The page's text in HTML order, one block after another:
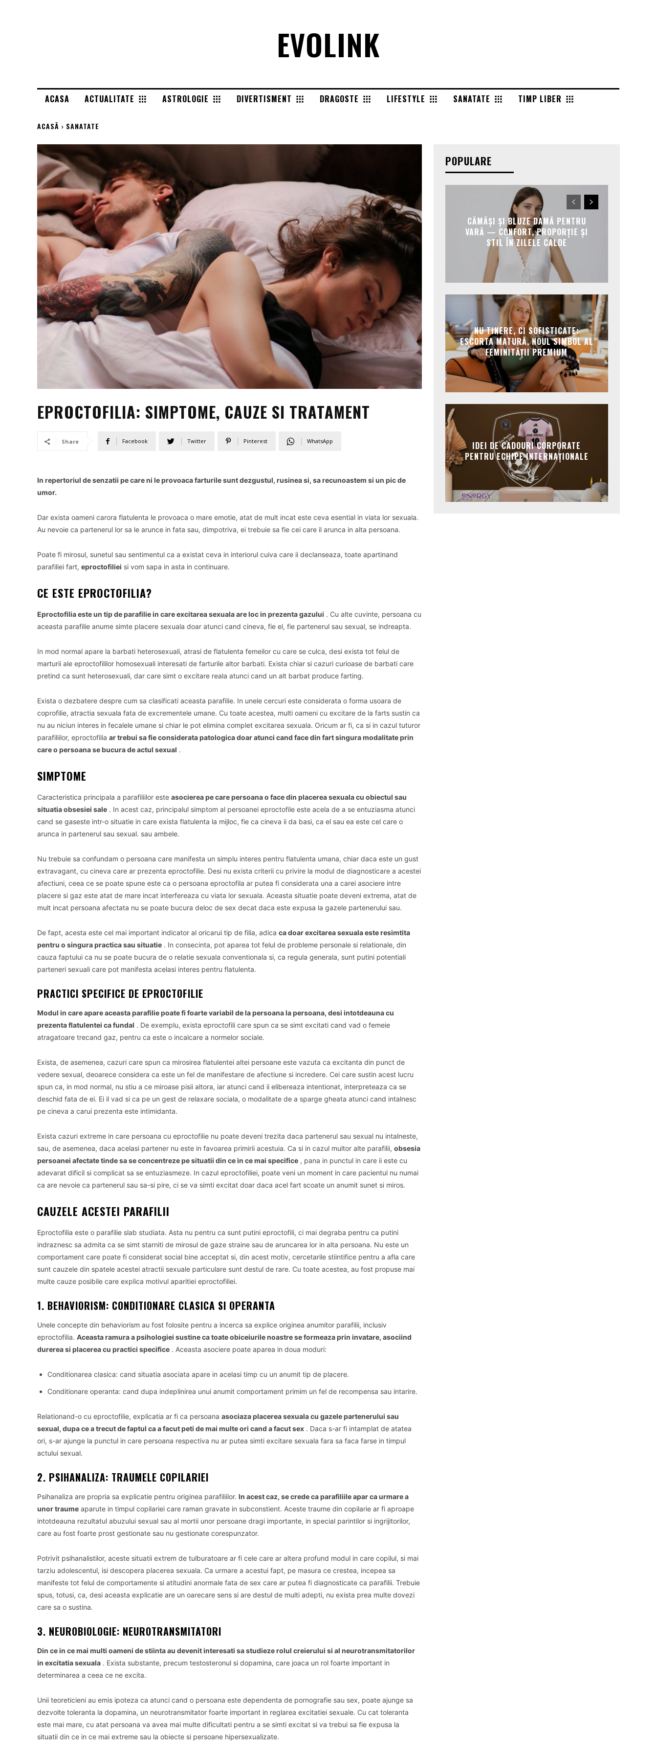
EVOLINK
ACASA ACTUALITATE ASTROLOGIE DIVERTISMENT DRAGOSTE LIFESTYLE SANATATE TIMP LIBER
ACASĂ SANATATE
EPROCTOFILIA: SIMPTOME, CAUZE SI TRATAMENT
Share Facebook Twitter Pinterest WhatsApp
In repertoriul de senzatii pe care ni le provoaca farturile sunt dezgustul, rusinea si, sa recunoastem si un pic de
umor.
Dar exista oameni carora flatulenta le provoaca o mare emotie, atat de mult incat este ceva esential in viata lor sexuala.
Au nevoie ca partenerul lor sa le arunce in fata sau, dimpotriva, ei trebuie sa fie cei care il arunca in alta persoana.
Poate fi mirosul, sunetul sau sentimentul ca a existat ceva in interiorul cuiva care ii declanseaza, toate apartinand
parafiliei fart, eproctofiliei si vom sapa in asta in continuare.
CE ESTE EPROCTOFILIA?
Eproctofilia este un tip de parafilie in care excitarea sexuala are loc in prezenta gazului . Cu alte cuvinte, persoana cu
aceasta parafilie anume simte placere sexuala doar atunci cand cineva, fie el, fie partenerul sau sexual, se indreapta.
In mod normal apare la barbati heterosexuali, atrasi de flatulenta femeilor cu care se culca, desi exista tot felul de
marturii ale eproctofililor homosexuali interesati de farturile altor barbati. Exista chiar si cazuri curioase de barbati care
pretind ca sunt heterosexuali, dar care simt o excitare reala atunci cand un alt barbat produce farting.
Exista o dezbatere despre cum sa clasificati aceasta parafilie. In unele cercuri este considerata o forma usoara de
coprofilie, atractia sexuala fata de excrementele umane. Cu toate acestea, multi oameni cu excitare de la farts sustin ca
nu au niciun interes in fecalele umane si chiar le pot elimina complet excitarea sexuala. Oricum ar fi, ca si in cazul tuturor
parafiliilor, eproctofilia ar trebui sa fie considerata patologica doar atunci cand face din fart singura modalitate prin
care o persoana se bucura de actul sexual .
SIMPTOME
Caracteristica principala a parafiliilor este asocierea pe care persoana o face din placerea sexuala cu obiectul sau
situatia obsesiei sale . In acest caz, principalul simptom al persoanei eproctofile este acela de a se entuziasma atunci
cand se gaseste intr-o situatie in care exista flatulenta la mijloc, fie ca cineva ii da basi, ca el sau ea este cel care o
arunca in partenerul sau sexual. sau ambele.
Nu trebuie sa confundam o persoana care manifesta un simplu interes pentru flatulenta umana, chiar daca este un gust
extravagant, cu cineva care ar prezenta eproctofilie. Desi nu exista criterii cu privire la modul de diagnosticare a acestei
afectiuni, ceea ce se poate spune este ca o persoana eproctofila ar putea fi considerata una a carei asociere intre
placere si gaz este atat de mare incat interfereaza cu viata lor sexuala. Aceasta situatie poate deveni extrema, atat de
mult incat persoana afectata nu se poate bucura deloc de sex decat daca este expusa la gazele partenerului sau.
De fapt, acesta este cel mai important indicator al oricarui tip de filia, adica ca doar excitarea sexuala este resimtita
pentru o singura practica sau situatie . In consecinta, pot aparea tot felul de probleme personale si relationale, din
cauza faptului ca nu se poate bucura de o relatie sexuala conventionala si, ca regula generala, sunt putini potentiali
parteneri sexuali care pot manifesta acelasi interes pentru flatulenta.
PRACTICI SPECIFICE DE EPROCTOFILIE
Modul in care apare aceasta parafilie poate fi foarte variabil de la persoana la persoana, desi intotdeauna cu
prezenta flatulentei ca fundal . De exemplu, exista eproctofili care spun ca se simt excitati cand vad o femeie
atragatoare trecand gaz, pentru ca este o incalcare a normelor sociale.
Exista, de asemenea, cazuri care spun ca mirosirea flatulentei altei persoane este vazuta ca excitanta din punct de
vedere sexual, deoarece considera ca este un fel de manifestare de afectiune si incredere. Cei care sustin acest lucru
spun ca, in mod normal, nu stiu a ce miroase pisii altora, iar atunci cand ii elibereaza intentionat, interpreteaza ca se
deschid fata de ei. Ei il vad si ca pe un gest de relaxare sociala, o modalitate de a sparge gheata atunci cand intalnesc
pe cineva a carui prezenta este intimidanta.
Exista cazuri extreme in care persoana cu eproctofilie nu poate deveni trezita daca partenerul sau sexual nu intalneste,
sau, de asemenea, daca acelasi partener nu este in favoarea primirii acestuia. Ca si in cazul multor alte parafilii, obsesia
persoanei afectate tinde sa se concentreze pe situatii din ce in ce mai specifice , pana in punctul in care ii este cu
adevarat dificil si complicat sa se entuziasmeze. In cazul eproctofiliei, poate veni un moment in care pacientul nu numai
ca are nevoie ca partenerul sau sa-si pire, ci se va simti excitat doar daca acel fart scoate un anumit sunet si miros.
CAUZELE ACESTEI PARAFILII
Eproctofilia este o parafilie slab studiata. Asta nu pentru ca sunt putini eproctofili, ci mai degraba pentru ca putini
indraznesc sa admita ca se simt starniti de mirosul de gaze straine sau de aruncarea lor in alta persoana. Nu este un
comportament care poate fi considerat social bine acceptat si, din acest motiv, cercetarile stiintifice pentru a afla care
sunt cauzele din spatele acestei atractii sexuale particulare sunt destul de rare. Cu toate acestea, au fost propuse mai
multe cauze posibile care explica motivul aparitiei eproctofiliei.
1. BEHAVIORISM: CONDITIONARE CLASICA SI OPERANTA
Unele concepte din behaviorism au fost folosite pentru a incerca sa explice originea anumitor parafilii, inclusiv
eproctofilia. Aceasta ramura a psihologiei sustine ca toate obiceiurile noastre se formeaza prin invatare, asociind
durerea si placerea cu practici specifice . Aceasta asociere poate aparea in doua moduri:
Conditionarea clasica: cand situatia asociata apare in acelasi timp cu un anumit tip de placere.
Conditionare operanta: cand dupa indeplinirea unui anumit comportament primim un fel de recompensa sau intarire.
Relationand-o cu eproctofilie, explicatia ar fi ca persoana asociaza placerea sexuala cu gazele partenerului sau
sexual, dupa ce a trecut de faptul ca a facut peti de mai multe ori cand a facut sex . Daca s-ar fi intamplat de atatea
ori, s-ar ajunge la punctul in care persoana respectiva nu ar putea simti excitare sexuala fara sa faca farse in timpul
actului sexual.
2. PSIHANALIZA: TRAUMELE COPILARIEI
Psihanaliza are propria sa explicatie pentru originea parafiliilor. In acest caz, se crede ca parafiliile apar ca urmare a
unor traume aparute in timpul copilariei care raman gravate in subconstient. Aceste traume din copilarie ar fi aproape
intotdeauna rezultatul abuzului sexual sau al mortii unor persoane dragi importante, in special parintilor si ingrijitorilor,
care au fost foarte prost gestionate sau nu gestionate corespunzator.
Potrivit psihanalistilor, aceste situatii extrem de tulburatoare ar fi cele care ar altera profund modul in care copilul, si mai
tarziu adolescentul, isi descopera placerea sexuala. Ca urmare a acestui fapt, pe masura ce crestea, incepea sa
manifeste tot felul de comportamente si atitudini anormale fata de sex care ar putea fi diagnosticate ca parafilii. Trebuie
spus, totusi, ca, desi aceasta explicatie are un oarecare sens si are destul de multi adepti, nu exista prea multe dovezi
care sa o sustina.
3. NEUROBIOLOGIE: NEUROTRANSMITATORI
Din ce in ce mai multi oameni de stiinta au devenit interesati sa studieze rolul creierului si al neurotransmitatorilor
in excitatia sexuala . Exista substante, precum testosteronul si dopamina, care joaca un rol foarte important in
determinarea a ceea ce ne excita.
Unii teoreticieni au emis ipoteza ca atunci cand o persoana este dependenta de pornografie sau sex, poate ajunge sa
dezvolte toleranta la dopamina, un neurotransmitator foarte important in reglarea excitatiei sexuale. Cu cat toleranta
este mai mare, cu atat persoana va avea mai multe dificultati pentru a se simti excitat si va trebui sa fie expusa la
situatii din ce in ce mai extreme sau la obiecte si persoane hipersexualizate.
POPULARE
CĂMĂȘI ȘI BLUZE DAMĂ PENTRU
VARĂ — CONFORT, PROPORȚIE ȘI
STIL ÎN ZILELE CALDE
NU TINERE, CI SOFISTICATE:
ESCORTA MATURĂ, NOUL SIMBOL AL
FEMINITĂȚII PREMIUM
IDEI DE CADOURI CORPORATE
PENTRU ECHIPE INTERNAȚIONALE